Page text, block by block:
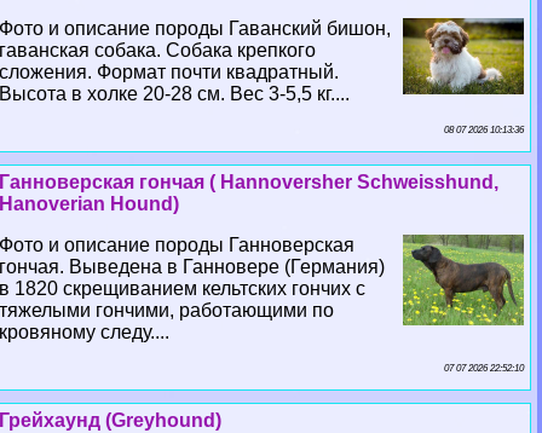
Фото и описание породы Гаванский бишон,
гаванская собака. Собака крепкого
сложения. Формат почти квадратный.
Высота в холке 20-28 см. Вес 3-5,5 кг....
08 07 2026 10:13:36
Ганноверская гончая ( Hannoversher Schweisshund,
Hanoverian Hound)
Фото и описание породы Ганноверская
гончая. Выведена в Ганновере (Германия)
в 1820 скрещиванием кельтских гончих с
тяжелыми гончими, работающими по
кровяному следу....
07 07 2026 22:52:10
Грейхаунд (Greyhound)